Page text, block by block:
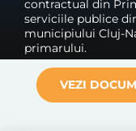
contractual din
serviciile publice
municipiului Cluj-
primarului.
VEZI